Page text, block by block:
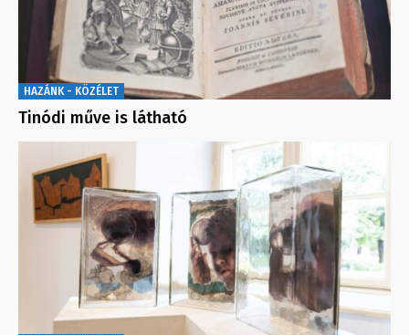
HAZÁNK - KÖZÉLET
Tinódi műve is látható